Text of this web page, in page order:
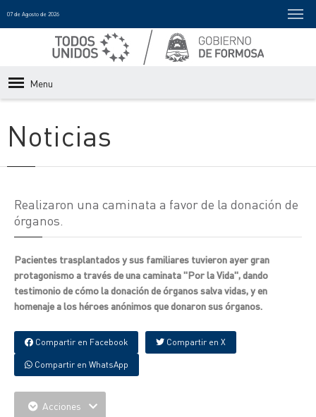
07 de Agosto de 2026
Menu
Noticias
Realizaron una caminata a favor de la donación de
órganos.
Pacientes trasplantados y sus familiares tuvieron ayer gran
protagonismo a través de una caminata "Por la Vida", dando
testimonio de cómo la donación de órganos salva vidas, y en
homenaje a los héroes anónimos que donaron sus órganos.
Compartir en Facebook Compartir en X
Compartir en WhatsApp
Acciones